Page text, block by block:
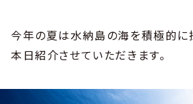
今年の夏は水納島の海を積極的に
本日紹介させていただきます。